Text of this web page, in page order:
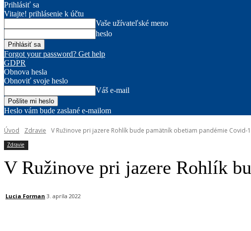
Prihlásiť sa
Vitajte! prihlásenie k účtu
Vaše užívateľské meno
heslo
Forgot your password? Get help
GDPR
Obnova hesla
Obnoviť svoje heslo
Váš e-mail
Heslo vám bude zaslané e-mailom
Úvod Zdravie V Ružinove pri jazere Rohlík bude pamätník obetiam pandémie Covid-
Zdravie
V Ružinove pri jazere Rohlík
Lucia Forman 3. apríla 2022